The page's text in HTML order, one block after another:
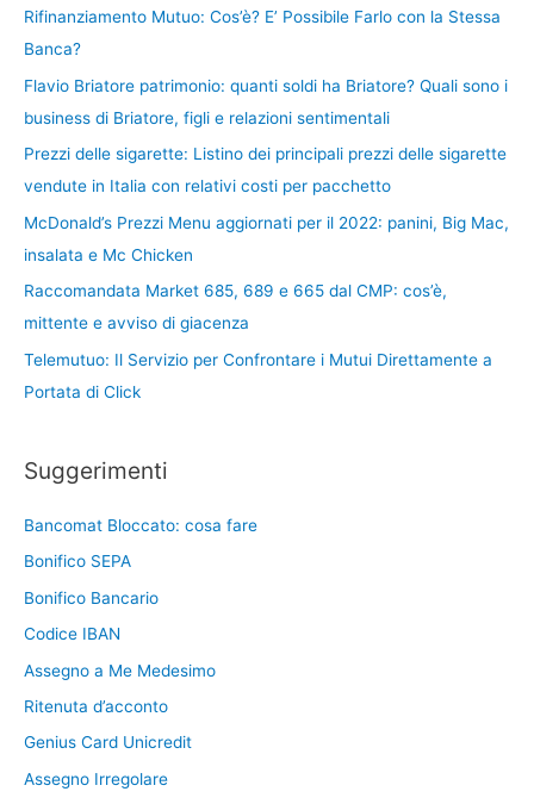
Rifinanziamento Mutuo: Cos’è? E’ Possibile Farlo con la Stessa
Banca?
Flavio Briatore patrimonio: quanti soldi ha Briatore? Quali sono i
business di Briatore, figli e relazioni sentimentali
Prezzi delle sigarette: Listino dei principali prezzi delle sigarette
vendute in Italia con relativi costi per pacchetto
McDonald’s Prezzi Menu aggiornati per il 2022: panini, Big Mac,
insalata e Mc Chicken
Raccomandata Market 685, 689 e 665 dal CMP: cos’è,
mittente e avviso di giacenza
Telemutuo: Il Servizio per Confrontare i Mutui Direttamente a
Portata di Click
Suggerimenti
Bancomat Bloccato: cosa fare
Bonifico SEPA
Bonifico Bancario
Codice IBAN
Assegno a Me Medesimo
Ritenuta d’acconto
Genius Card Unicredit
Assegno Irregolare